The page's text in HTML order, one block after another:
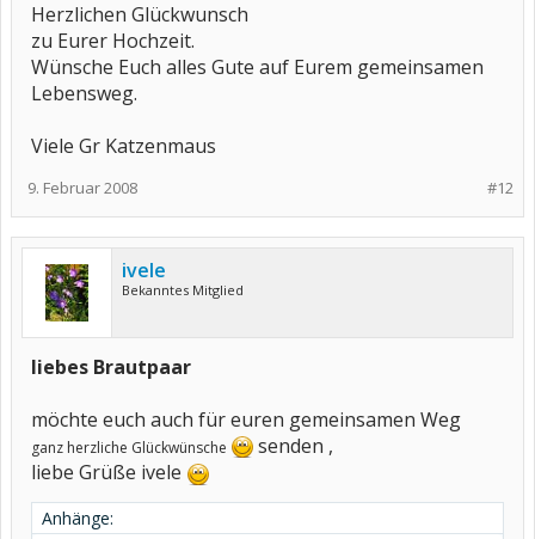
Herzlichen Glückwunsch
zu Eurer Hochzeit.
Wünsche Euch alles Gute auf Eurem gemeinsamen
Lebensweg.
Viele Gr Katzenmaus
#12
9. Februar 2008
ivele
Bekanntes Mitglied
liebes Brautpaar
möchte euch auch für euren gemeinsamen Weg
ganz herzliche Glückwünsche
senden ,
liebe Grüße ivele
Anhänge: